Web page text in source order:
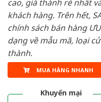
cao, giá thành rẻ nhất
khách hàng. Trên hết,
chính sách bán hàng
dạng về mẫu mã, loại
thành.
MUA HÀNG NHANH
Khuyến mại